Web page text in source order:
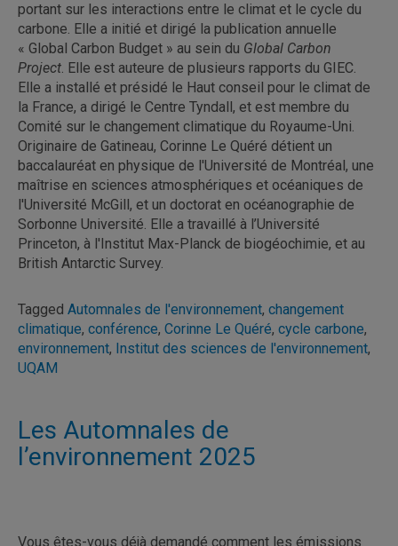
portant sur les interactions entre le climat et le cycle du
carbone. Elle a initié et dirigé la publication annuelle
« Global Carbon Budget » au sein du Global Carbon
Project. Elle est auteure de plusieurs rapports du GIEC.
Elle a installé et présidé le Haut conseil pour le climat de
la France, a dirigé le Centre Tyndall, et est membre du
Comité sur le changement climatique du Royaume-Uni.
Originaire de Gatineau, Corinne Le Quéré détient un
baccalauréat en physique de l'Université de Montréal, une
maîtrise en sciences atmosphériques et océaniques de
l'Université McGill, et un doctorat en océanographie de
Sorbonne Université. Elle a travaillé à l’Université
Princeton, à l'Institut Max-Planck de biogéochimie, et au
British Antarctic Survey.
Tagged Automnales de l'environnement, changement
climatique, conférence, Corinne Le Quéré, cycle carbone,
environnement, Institut des sciences de l'environnement,
UQAM
Les Automnales de
l’environnement 2025
Vous êtes-vous déjà demandé comment les émissions